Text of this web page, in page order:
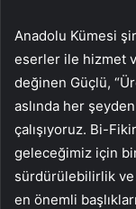
Anadolu Kümesi
eserler ile hizmet
değinen Güçlü,
aslında her
çalışıyoruz. Bi-
geleceğimiz için
sürdürülebilirlik ve
en önemli